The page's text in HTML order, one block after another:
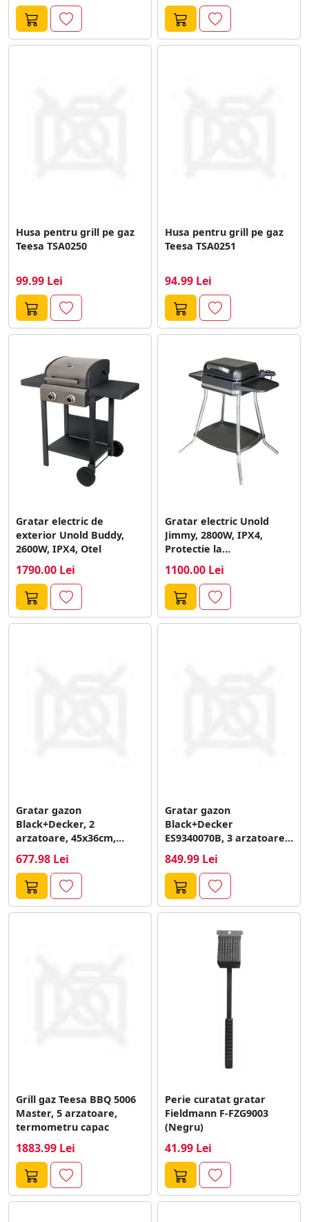
Husa pentru grill pe gaz
Teesa TSA0250
99.99 Lei
Husa pentru grill pe gaz
Teesa TSA0251
94.99 Lei
Gratar electric de
exterior Unold Buddy,
2600W, IPX4, Otel
1790.00 Lei
Gratar electric Unold
Jimmy, 2800W, IPX4,
Protectie la
x...
1100.00 Lei
Gratar gazon
Black+Decker, 2
arzatoare, 45x36cm,
677.98 Lei
Gratar gazon
Black+Decker
ES9340070B, 3 arzatoare,
849.99 Lei
Grill gaz Teesa BBQ 5006
Master, 5 arzatoare,
termometru capac
1883.99 Lei
Perie curatat gratar
Fieldmann F-FZG9003
(Negru)
41.99 Lei